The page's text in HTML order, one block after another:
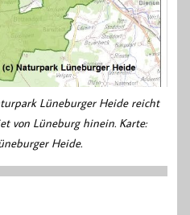
Lüneburger Heide reicht
von Lüneburg hinein. Karte:
Heide.